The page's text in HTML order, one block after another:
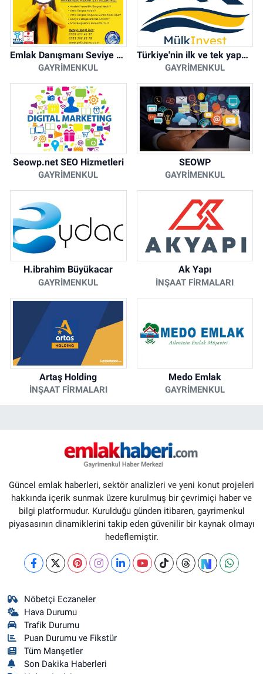
Emlak Danışmanı Seviye 5 Mesleki Yeterlilik Belgesi
GAYRIMENKUL
Türkiye'nin ilk ve tek yapay zeka destekli arsa ilan platformu
GAYRIMENKUL
Seowp.net SEO Hizmetleri
GAYRIMENKUL
SEOWP
GAYRIMENKUL
H.ibrahim Büyükacar
GAYRIMENKUL
Ak Yapı
İNŞAAT FIRMALARI
Artaş Holding
İNŞAAT FIRMALARI
Medo Emlak
GAYRIMENKUL
Güncel emlak haberleri, sektör analizleri ve yeni konut projeleri
hakkında içerik sunmak üzere kurulmuş bir çevrimiçi haber ve
bilgi platformudur. Kurulduğu günden itibaren, gayrimenkul
piyasasının dinamiklerini takip eden güvenilir bir kaynak olmayı
hedeflemiştir.
Nöbetçi Eczaneler
Hava Durumu
Trafik Durumu
Puan Durumu ve Fikstür
Tüm Manşetler
Son Dakika Haberleri